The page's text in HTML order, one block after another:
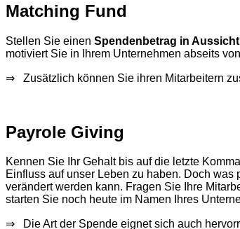
Matching Fund
Stellen Sie einen Spendenbetrag in Aussicht
motiviert Sie in Ihrem Unternehmen abseits
⇒ Zusätzlich können Sie ihren Mitarbeitern
Payrole Giving
Kennen Sie Ihr Gehalt bis auf die letzte
Einfluss auf unser Leben zu haben. Doch was
verändert werden kann. Fragen Sie Ihre
starten Sie noch heute im Namen Ihres
⇒ Die Art der Spende eignet sich auch